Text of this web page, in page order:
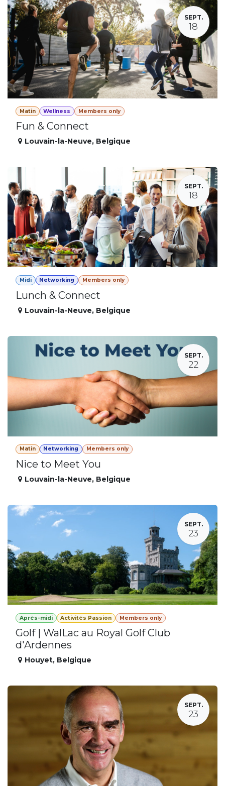
SEPT.
18
Matin Wellness Members only
Fun & Connect
Louvain-la-Neuve, Belgique
SEPT.
18
Midi Networking Members only
Lunch & Connect
Louvain-la-Neuve, Belgique
SEPT.
22
Matin Networking Members only
Nice to Meet You
Louvain-la-Neuve, Belgique
SEPT.
23
Après-midi Activités Passion Members only
Golf | WalLac au Royal Golf Club
d'Ardennes
Houyet, Belgique
SEPT.
23